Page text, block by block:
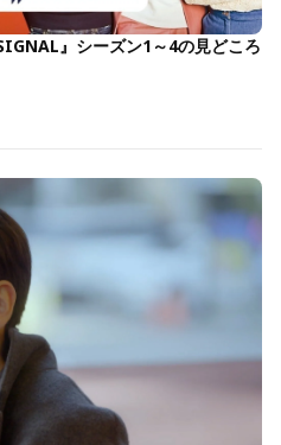
』シーズン1～4の見どころ